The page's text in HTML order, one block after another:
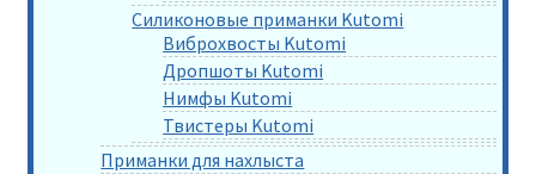
Силиконовые приманки Kutomi
Виброхвосты Kutomi
Дропшоты Kutomi
Нимфы Kutomi
Твистеры Kutomi
Приманки для нахлыста